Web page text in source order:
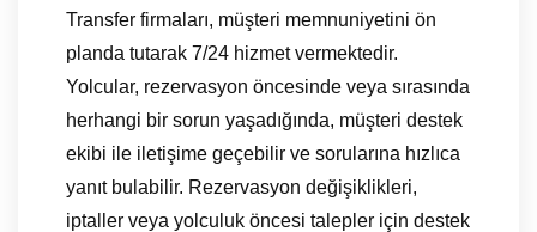
Transfer firmaları, müşteri memnuniyetini ön
planda tutarak 7/24 hizmet vermektedir.
Yolcular, rezervasyon öncesinde veya sırasında
herhangi bir sorun yaşadığında, müşteri destek
ekibi ile iletişime geçebilir ve sorularına hızlıca
yanıt bulabilir. Rezervasyon değişiklikleri,
iptaller veya yolculuk öncesi talepler için destek